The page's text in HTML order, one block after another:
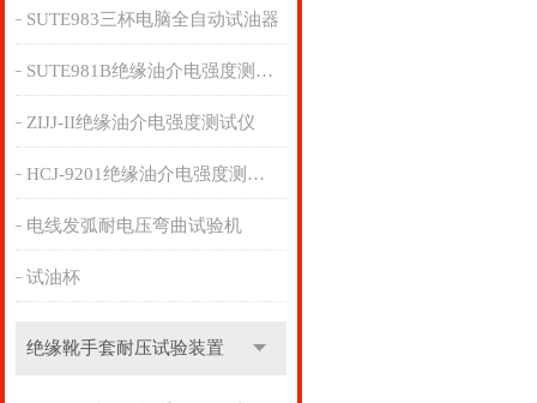
SUTE983三杯电脑全自动试油器
SUTE981B绝缘油介电强度测试仪
ZIJJ-II绝缘油介电强度测试仪
HCJ-9201绝缘油介电强度测试仪
电线发弧耐电压弯曲试验机
试油杯
绝缘靴手套耐压试验装置